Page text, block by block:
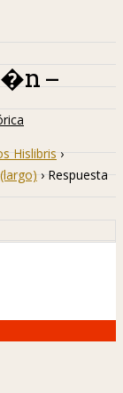
–
Hislibris ›
› Respuesta